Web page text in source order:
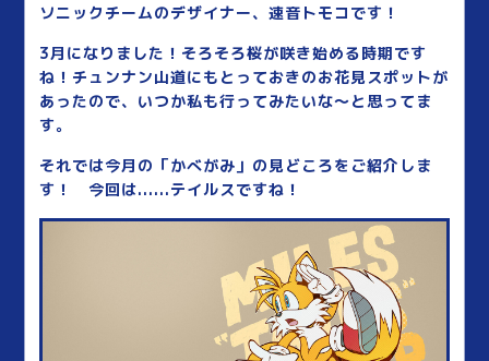
ソニックチームのデザイナー、速音トモコです！
3月になりました！そろそろ桜が咲き始める時期です
ね！チュンナン山道にもとっておきのお花見スポットが
あったので、いつか私も行ってみたいな～と思ってま
す。
それでは今月の「かべがみ」の見どころをご紹介しま
す！ 今回は......テイルスですね！